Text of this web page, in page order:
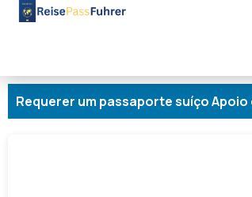
passaporte suíço Apoio oficial